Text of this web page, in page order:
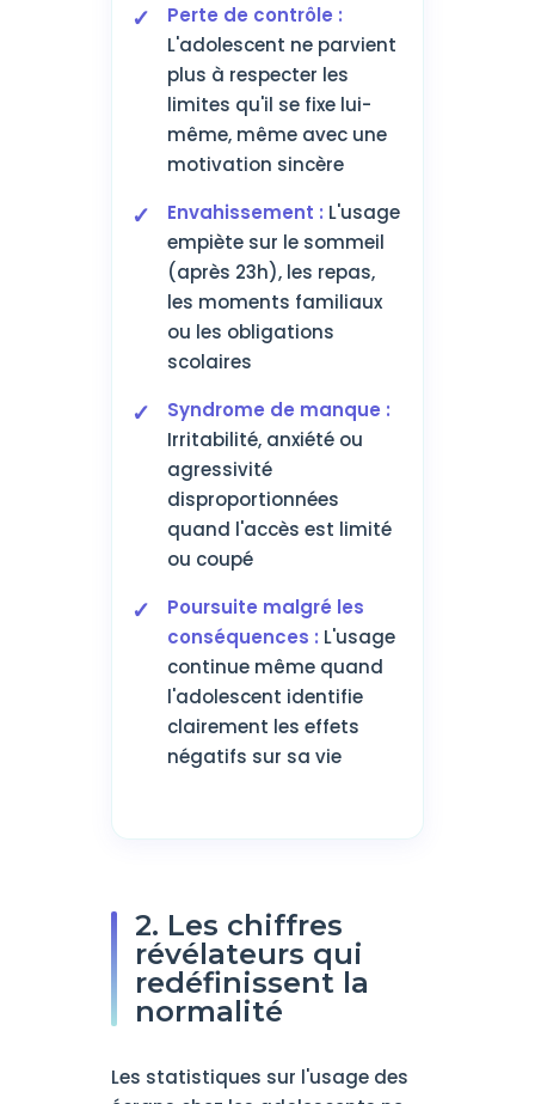
Perte de contrôle :
L'adolescent ne parvient
plus à respecter les
limites qu'il se fixe lui-
même, même avec une
motivation sincère
Envahissement : L'usage
empiète sur le sommeil
(après 23h), les repas,
les moments familiaux
ou les obligations
scolaires
Syndrome de manque :
Irritabilité, anxiété ou
agressivité
disproportionnées
quand l'accès est limité
ou coupé
Poursuite malgré les
conséquences : L'usage
continue même quand
l'adolescent identifie
clairement les effets
négatifs sur sa vie
2. Les chiffres
révélateurs qui
redéfinissent la
normalité
Les statistiques sur l'usage des